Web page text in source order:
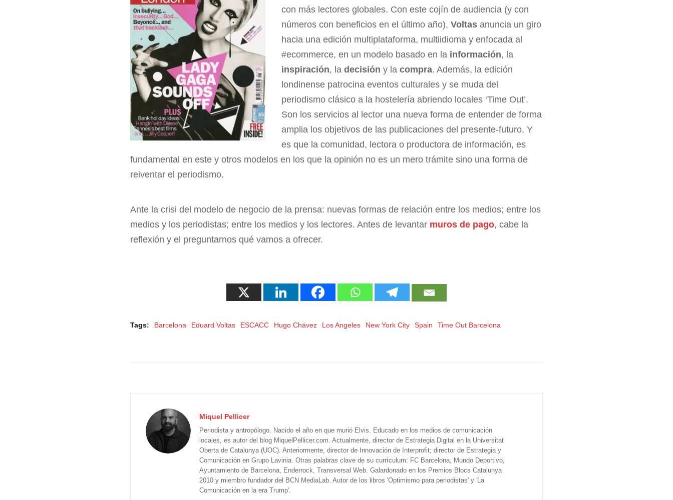
con más lectores globales. Con este cojín de audiencia (y con
números con beneficios en el último año), Voltasanuncia un giro
hacia una edición multiplataforma, multiidioma y enfocada al
#ecommerce, en un modelo basado en la información, la
inspiración, la decisión y la compra. Además, la edición
londinense patrocina eventos culturales y se muda del
periodismo clásico a la hostelería abriendo locales ‘Time Out’.
Son los servicios al lector una nueva forma de entender de forma
amplia los objetivos de las publicaciones del presente-futuro. Y
es que la comunidad, lectora o productora de información, es
fundamental en este y otros modelos en los que la opinión no es un mero trámite sino una forma de
reiventar el periodismo.
Ante la crisi del modelo de negocio de la prensa: nuevas formas de relación entre los medios; entre los
medios y los periodistas; entre los medios y los lectores. Antes de levantar muros de pago, cabe la
reflexión y el preguntarnos qué vamos a ofrecer.
Tags: Barcelona Eduard Voltas ESCACC Hugo Chávez Los Angeles New York City Spain Time Out Barcelona
Miquel Pellicer
Periodista y antropólogo. Nacido el año en que murió Elvis. Educado en los medios de comunicación
locales, es autor del blog MiquelPellicer.com. Actualmente, director de Estrategia Digital en la Universitat
Oberta de Catalunya (UOC). Anteriormente, director de Innovación de Interprofit; director de Estrategia y
Comunicación en Grupo Lavinia. Otras palabras clave de su currículum: FC Barcelona, Mundo Deportivo,
Ayuntamiento de Barcelona, Enderrock, Transversal Web. Galardonado en los Premios Blocs Catalunya
2010 y miembro fundador del BCN MediaLab. Autor de los libros 'Optimismo para periodistas' y 'La
Comunicación en la era Trump'.